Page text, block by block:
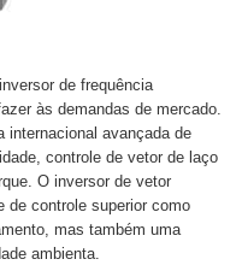
de frequência
às demandas de mercado.
internacional avançada de
controle de vetor de laço
O inversor de vetor
de controle superior como
mas também uma
ambienta.